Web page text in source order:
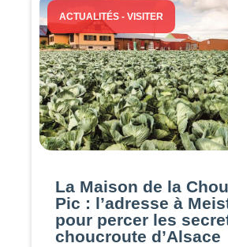
ACTUALITÉS - VISITER
La Maison de la
Pic : l’adresse à
pour percer les
choucroute d’Alsace